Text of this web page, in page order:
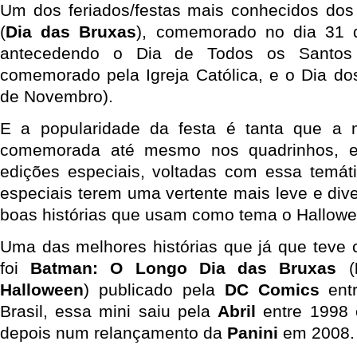
Um dos feriados/festas mais conhecidos
(Dia das Bruxas), comemorado no dia 31
antecedendo o Dia de Todos os
comemorado pela Igreja Católica, e o Dia
de Novembro).
E a popularidade da festa é tanta que a
comemorada até mesmo nos quadrinhos,
edições especiais, voltadas com essa
especiais terem uma vertente mais leve e
boas histórias que usam como tema o
Uma das melhores histórias que já que teve
foi Batman: O Longo Dia das Bruxas (
Halloween) publicado pela DC Comics
Brasil, essa mini saiu pela Abril entre 1998
depois num relançamento da Panini em 2008.